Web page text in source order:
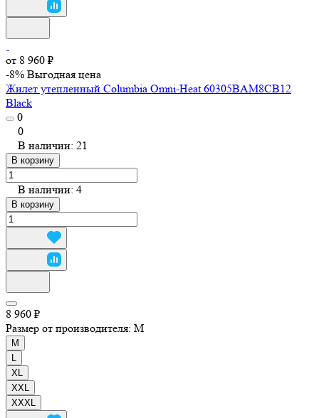
от 8 960 ₽
-8% Выгодная цена
Жилет утепленный Columbia Omni-Heat 60305BAM8CB12
Black
0
0
В наличии: 21
В корзину
В наличии: 4
В корзину
8 960 ₽
Размер от производителя: M
M
XL
XXL
XXXL